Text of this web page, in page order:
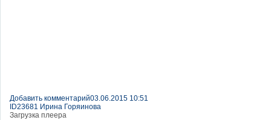
Добавить комментарий03.06.2015 10:51
ID23681 Ирина Горяинова
Загрузка плеера